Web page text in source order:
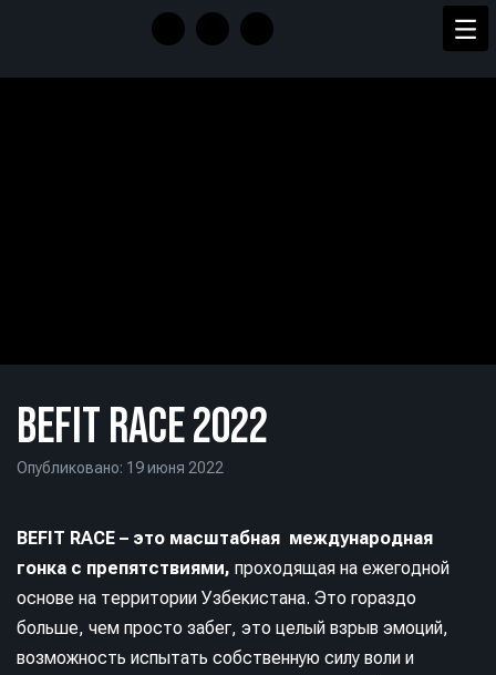
BEFIT RACE 2022
Опубликовано: 19 июня 2022
BEFIT RACE – это масштабная международная
гонка с препятствиями, проходящая на ежегодной
основе на территории Узбекистана. Это гораздо
больше, чем просто забег, это целый взрыв эмоций,
возможность испытать собственную силу воли и